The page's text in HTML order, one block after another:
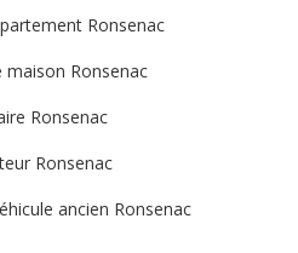
Ronsenac
maison Ronsenac
Ronsenac
Ronsenac
ancien Ronsenac